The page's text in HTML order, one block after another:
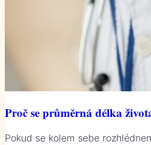
Proč se průměrná délka
Pokud se kolem sebe